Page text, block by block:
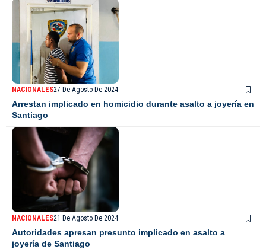
NACIONALES27 De Agosto De 2024
Arrestan implicado en homicidio durante asalto a joyería en
Santiago
NACIONALES21 De Agosto De 2024
Autoridades apresan presunto implicado en asalto a
joyería de Santiago